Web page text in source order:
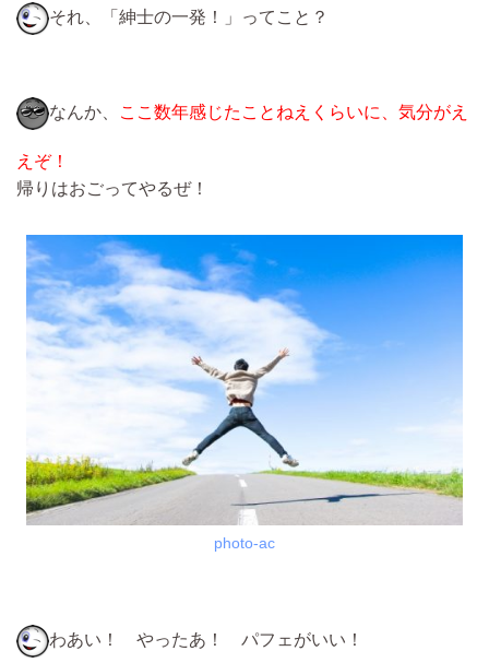
それ、「紳士の一発！」ってこと？
なんか、 ここ数年感じたことねえくらいに、気分がえ
えぞ！
帰りはおごってやるぜ！
photo-ac
わあい！ やったあ！ パフェがいい！